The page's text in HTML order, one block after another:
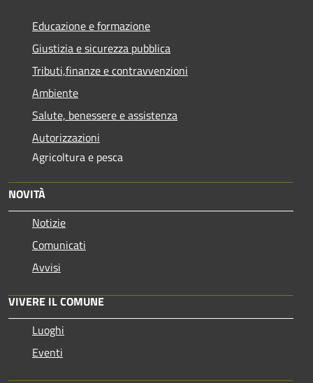
Educazione e formazione
Giustizia e sicurezza pubblica
Tributi,finanze e contravvenzioni
Ambiente
Salute, benessere e assistenza
Autorizzazioni
Agricoltura e pesca
NOVITÀ
Notizie
Comunicati
Avvisi
VIVERE IL COMUNE
Luoghi
Eventi